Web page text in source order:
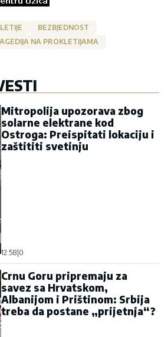
BEZBJEDNOST
NA PROKLETIJAMA
Mitropolija upozorava zbog
solarne elektrane kod
Ostroga: Preispitati lokaciju i
zaštititi svetinju
12:58 0
Crnu Goru pripremaju za
savez sa Hrvatskom,
Albanijom i Prištinom: Srbija
treba da postane „prijetnja“?